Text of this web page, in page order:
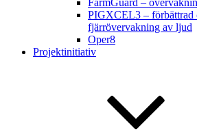
FarmGuard –
PIGXCEL3 – förbättrad
fjärrövervakning av ljud
Oper8
Projektinitiativ